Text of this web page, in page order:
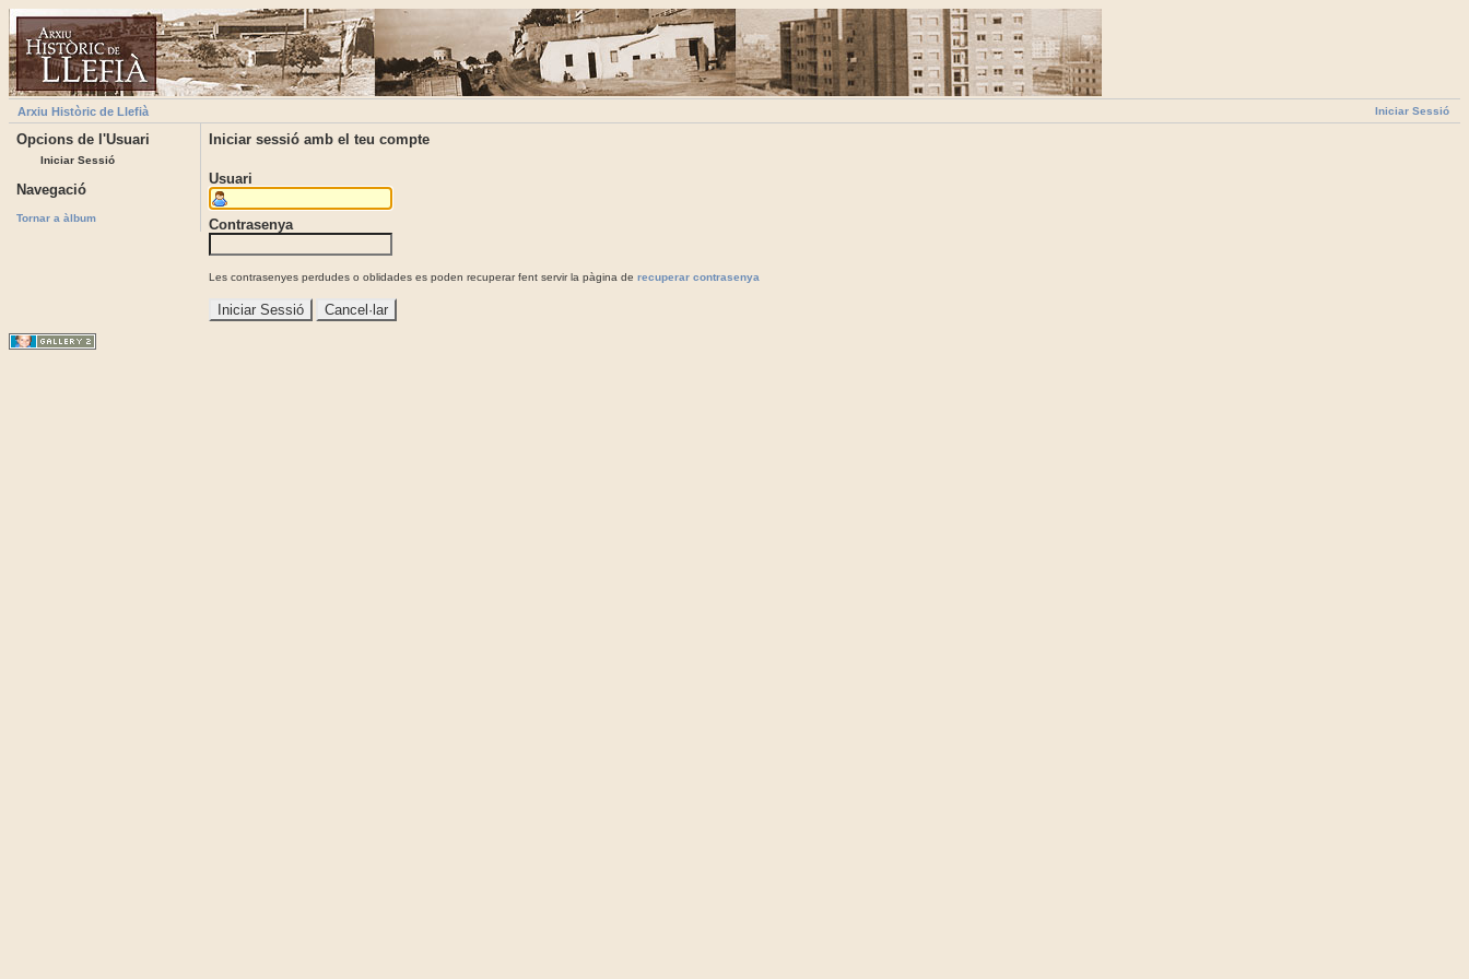
Iniciar Sessió
Arxiu Històric de Llefià
Opcions de l'Usuari
Iniciar Sessió
Navegació
Tornar a àlbum
Iniciar sessió amb el teu compte
Usuari
Contrasenya
Les contrasenyes perdudes o oblidades es poden recuperar fent servir la pàgina de recuperar contrasenya